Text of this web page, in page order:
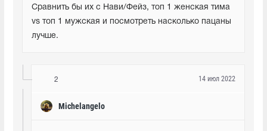
Сравнить бы их с Нави/Фейз, топ 1 женская тима
vs топ 1 мужская и посмотреть насколько пацаны
лучше.
2
Michelangelo
14 июл 2022